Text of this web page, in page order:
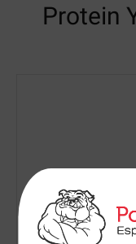
Protein